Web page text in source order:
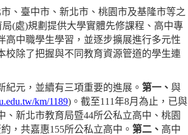
、臺中市、新北市、桃園市及基隆市等之
(處)規劃提供大學實體先修課程、高中專
高中職學生學習，並逐步擴展進行多元性
校除了把握與不同教育資源管道的學生連
元，並續有三項重要的進展。 第一、 與
km/1189)。截至111年8月為止，已與
新北市教育局暨44所公私立高中、桃園
，共嘉惠155所公私立高中。 第二、 高中